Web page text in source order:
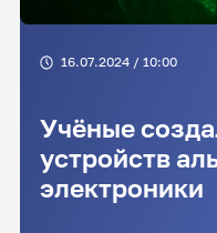
16.07.2024 / 10:00
Учёные
устройств
электроники